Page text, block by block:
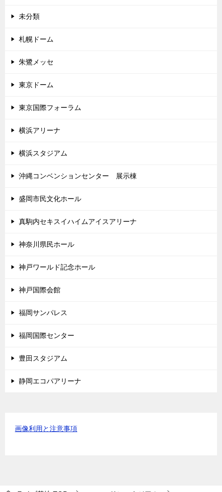
未分類
札幌ドーム
朱鷺メッセ
東京ドーム
東京国際フォーラム
横浜アリーナ
横浜スタジアム
沖縄コンベンションセンター 展示棟
盛岡市民文化ホール
真駒内セキスイハイムアイスアリーナ
神奈川県民ホール
神戸ワールド記念ホール
神戸国際会館
福岡サンパレス
福岡国際センター
豊田スタジアム
静岡エコパアリーナ
画像利用と注意事項